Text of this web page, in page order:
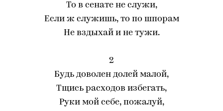
То в сенате не служи,
Если ж служишь, то по шпорам
Не вздыхай и не тужи.
2
Будь доволен долей малой,
Тщись расходов избегать,
Руки мой себе, пожалуй,